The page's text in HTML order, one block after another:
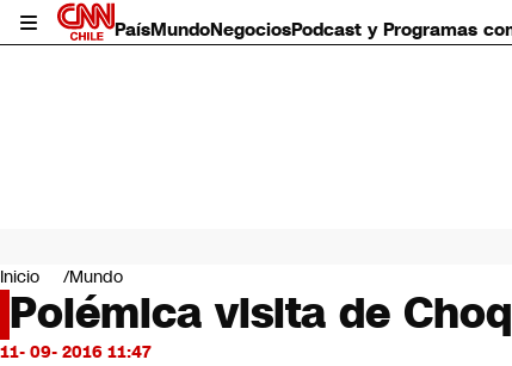
PaísMundoNegociosPodcast y Programas
Mundo
Negocios
Deportes
Programas completos
Inicio Mundo
Polémica visita de
11- 09- 2016 11:47